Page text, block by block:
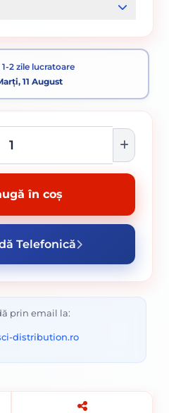
2 zile lucratoare
11 August
în coș
Telefonică
prin email la:
distribution.ro